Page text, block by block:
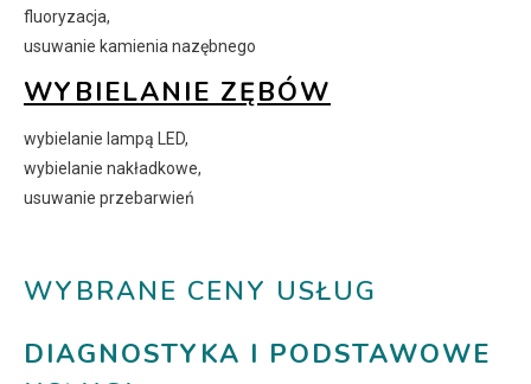
fluoryzacja,
usuwanie kamienia nazębnego
WYBIELANIE ZĘBÓW
wybielanie lampą LED,
wybielanie nakładkowe,
usuwanie przebarwień
WYBRANE CENY USŁUG
DIAGNOSTYKA I PODSTAWOWE